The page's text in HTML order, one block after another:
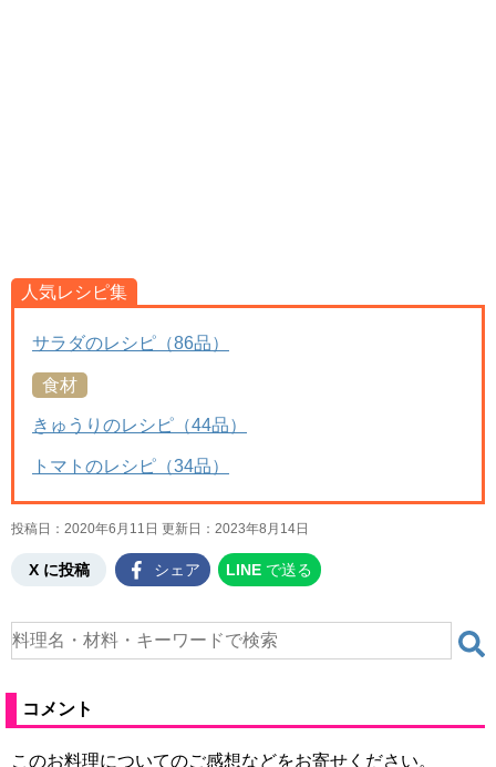
人気レシピ集
サラダのレシピ（86品）
食材
きゅうりのレシピ（44品）
トマトのレシピ（34品）
投稿日：2020年6月11日 更新日： 2023年8月14日
X に投稿 シェア LINE で送る
コメント
このお料理についてのご感想などをお寄せください。